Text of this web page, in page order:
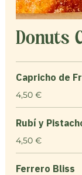
Donuts
Capricho de
4,50 €
Rubí y
4,50 €
Ferrero Bliss